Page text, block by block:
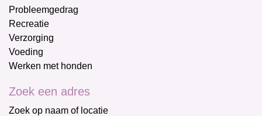
Probleemgedrag
Recreatie
Verzorging
Voeding
Werken met honden
Zoek een adres
Zoek op naam of locatie